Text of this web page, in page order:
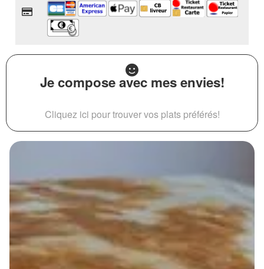
Je compose avec mes envies!
Cliquez ici pour trouver vos plats préférés!